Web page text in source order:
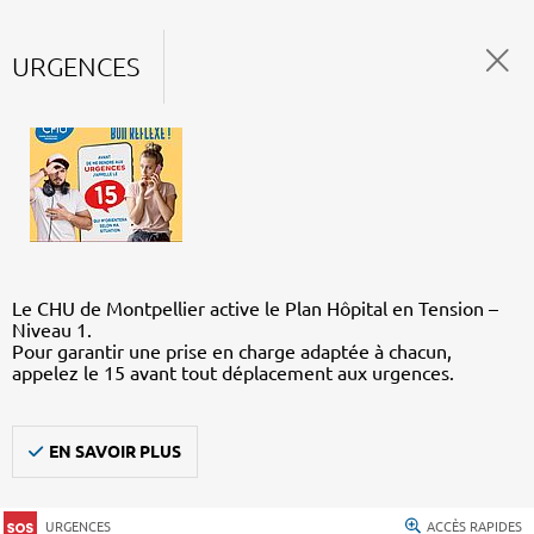
URGENCES
Le CHU de Montpellier active le Plan Hôpital en Tension –
Niveau 1.
Pour garantir une prise en charge adaptée à chacun,
appelez le 15 avant tout déplacement aux urgences.
EN SAVOIR PLUS
URGENCES ACCÈS RAPIDES